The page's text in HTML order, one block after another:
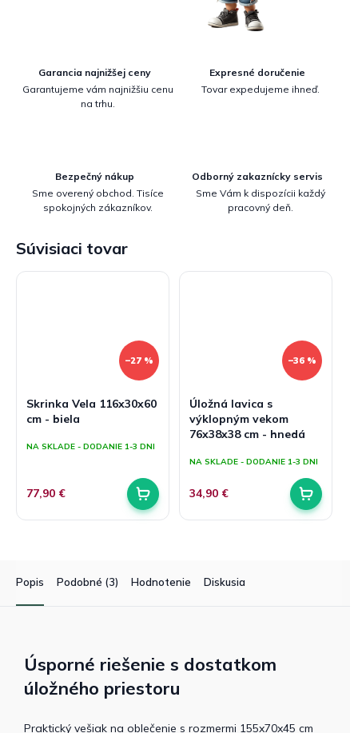
Garancia najnižšej ceny
Garantujeme vám najnižšiu cenu
na trhu.
Expresné doručenie
Tovar expedujeme ihneď.
Bezpečný nákup
Sme overený obchod. Tisíce
spokojných zákazníkov.
Odborný zakaznícky servis
Sme Vám k dispozícii každý
pracovný deň.
Súvisiaci tovar
–27 %
Skrinka Vela 116x30x60
cm - biela
NA SKLADE - DODANIE 1-3 DNI
77,90 €
–36 %
Úložná lavica s
výklopným vekom
76x38x38 cm - hnedá
NA SKLADE - DODANIE 1-3 DNI
34,90 €
Popis Podobné (3) Hodnotenie Diskusia
Úsporné riešenie s dostatkom
úložného priestoru
Praktický vešiak na oblečenie s rozmermi 155x70x45 cm